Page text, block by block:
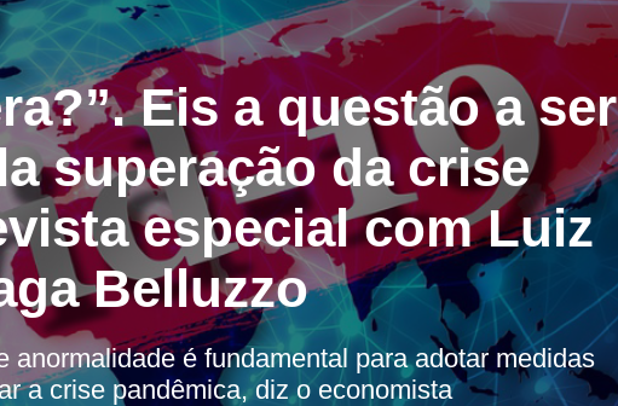
Eis a questão a ser
superação da crise
especial com Luiz
Belluzzo
anormalidade é fundamental para adotar medidas
a crise pandêmica, diz o economista